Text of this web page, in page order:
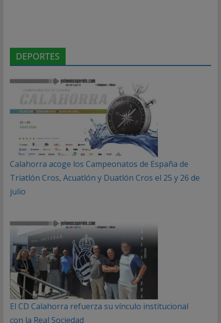
DEPORTES
Calahorra acoge los Campeonatos de España de
Triatlón Cros, Acuatlón y Duatlón Cros el 25 y 26 de
julio
El CD Calahorra refuerza su vínculo institucional
con la Real Sociedad